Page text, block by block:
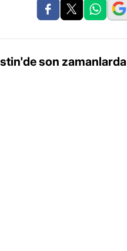
son zamanlarda